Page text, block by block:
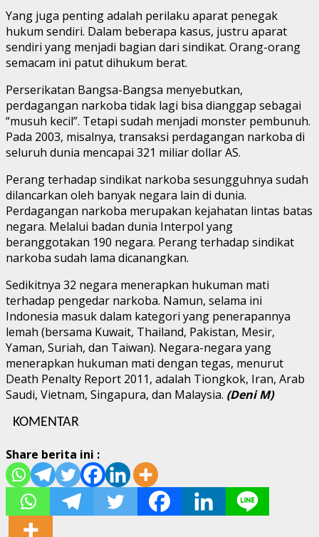
Yang juga penting adalah perilaku aparat penegak
hukum sendiri. Dalam beberapa kasus, justru aparat
sendiri yang menjadi bagian dari sindikat. Orang-orang
semacam ini patut dihukum berat.
Perserikatan Bangsa-Bangsa menyebutkan,
perdagangan narkoba tidak lagi bisa dianggap sebagai
“musuh kecil”. Tetapi sudah menjadi monster pembunuh.
Pada 2003, misalnya, transaksi perdagangan narkoba di
seluruh dunia mencapai 321 miliar dollar AS.
Perang terhadap sindikat narkoba sesungguhnya sudah
dilancarkan oleh banyak negara lain di dunia.
Perdagangan narkoba merupakan kejahatan lintas batas
negara. Melalui badan dunia Interpol yang
beranggotakan 190 negara. Perang terhadap sindikat
narkoba sudah lama dicanangkan.
Sedikitnya 32 negara menerapkan hukuman mati
terhadap pengedar narkoba. Namun, selama ini
Indonesia masuk dalam kategori yang penerapannya
lemah (bersama Kuwait, Thailand, Pakistan, Mesir,
Yaman, Suriah, dan Taiwan). Negara-negara yang
menerapkan hukuman mati dengan tegas, menurut
Death Penalty Report 2011, adalah Tiongkok, Iran, Arab
Saudi, Vietnam, Singapura, dan Malaysia. (Deni M)
KOMENTAR
Share berita ini :